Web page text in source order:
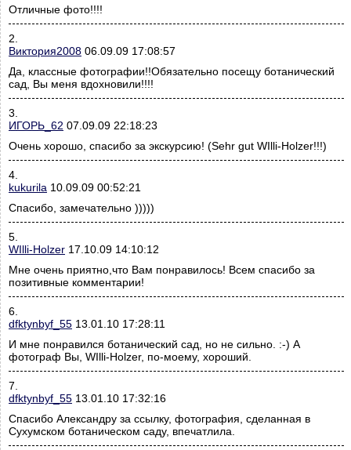
Отличные фото!!!!
2.
Виктория2008 06.09.09 17:08:57
Да, классные фотографии!!Обязательно посещу ботанический
сад, Вы меня вдохновили!!!!
3.
ИГОРЬ_62 07.09.09 22:18:23
Очень хорошо, спасибо за экскурсию! (Sehr gut WIlli-Holzer!!!)
4.
kukurila 10.09.09 00:52:21
Спасибо, замечательно )))))
5.
WIlli-Holzer 17.10.09 14:10:12
Мне очень приятно,что Вам понравилось! Всем спасибо за
позитивные комментарии!
6.
dfktynbyf_55 13.01.10 17:28:11
И мне понравился ботанический сад, но не сильно. :-) А
фотограф Вы, WIlli-Holzer, по-моему, хороший.
7.
dfktynbyf_55 13.01.10 17:32:16
Спасибо Александру за ссылку, фотография, сделанная в
Сухумском ботаническом саду, впечатлила.